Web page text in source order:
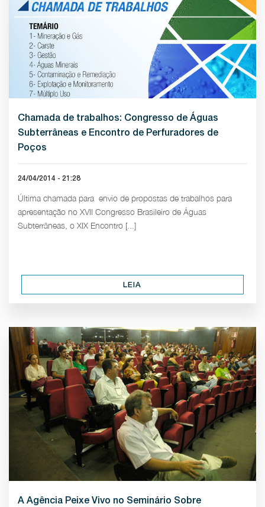
Chamada de trabalhos: Congresso de Águas
Subterrâneas e Encontro de Perfuradores de
Poços
24/04/2014 - 21:28
Última chamada para envio de propostas de trabalhos para
apresentação no XVII Congresso Brasileiro de Águas
Subterrâneas, o XIX Encontro [...]
LEIA
A Agência Peixe Vivo no Seminário Sobre